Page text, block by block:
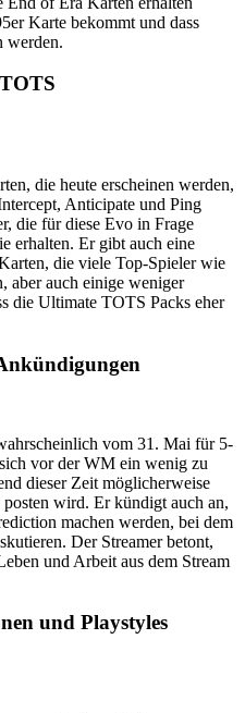
Karte bekommt und dass
werden.
die heute erscheinen werden,
Anticipate und Ping
die für diese Evo in Frage
erhalten. Er gibt auch eine
die viele Top-Spieler wie
aber auch einige weniger
die Ultimate TOTS Packs eher
vom 31. Mai für 5-
vor der WM ein wenig zu
dieser Zeit möglicherweise
wird. Er kündigt auch an,
machen werden, bei dem
Der Streamer betont,
und Arbeit aus dem Stream
und Playstyles